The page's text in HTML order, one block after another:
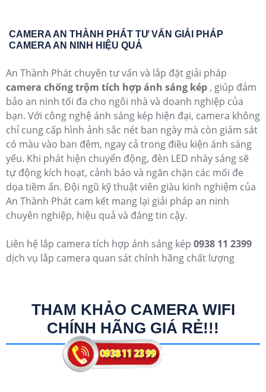
CAMERA AN THÀNH PHÁT TƯ VẤN GIẢI PHÁP
CAMERA AN NINH HIỆU QUẢ
An Thành Phát chuyên tư vấn và lắp đặt giải pháp
camera chống trộm tích hợp ánh sáng kép , giúp đảm
bảo an ninh tối đa cho ngôi nhà và doanh nghiệp của
bạn. Với công nghệ ánh sáng kép hiện đại, camera không
chỉ cung cấp hình ảnh sắc nét ban ngày mà còn giám sát
có màu vào ban đêm, ngay cả trong điều kiện ánh sáng
yếu. Khi phát hiện chuyển động, đèn LED nháy sáng sẽ
tự động kích hoạt, cảnh báo và ngăn chặn các mối đe
dọa tiềm ẩn. Đội ngũ kỹ thuật viên giàu kinh nghiệm của
An Thành Phát cam kết mang lại giải pháp an ninh
chuyên nghiệp, hiệu quả và đáng tin cậy.
Liên hệ lắp camera tích hợp ánh sáng kép 0938 11 2399
dịch vụ lắp camera quan sát chính hãng chất lượng
THAM KHẢO CAMERA WIFI
CHÍNH HÃNG GIÁ RẺ!!!